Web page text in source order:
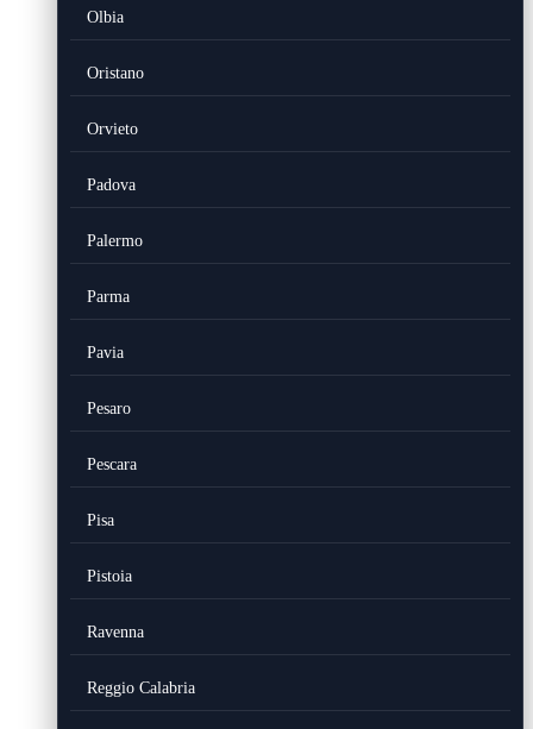
Olbia
Oristano
Orvieto
Padova
Palermo
Parma
Pavia
Pesaro
Pescara
Pisa
Pistoia
Ravenna
Reggio Calabria